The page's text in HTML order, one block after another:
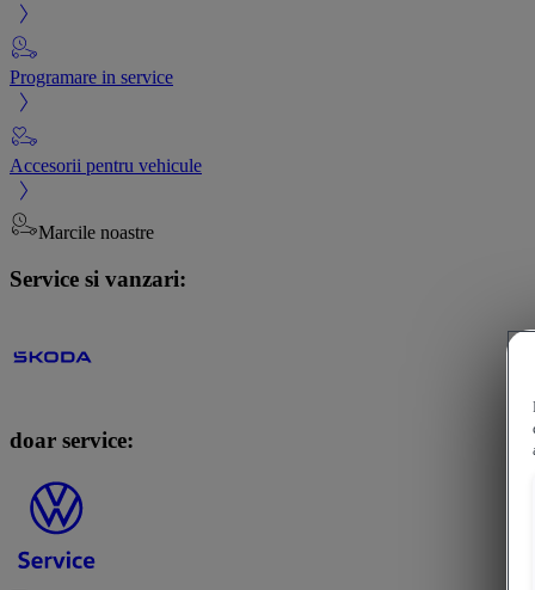
Programare in service
Accesorii pentru vehicule
Marcile noastre
Service si vanzari:
doar service: